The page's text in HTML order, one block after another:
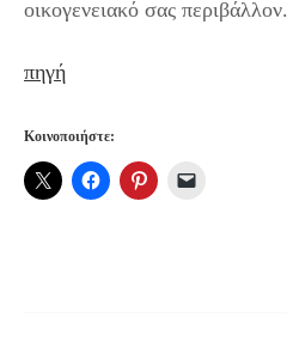
οικογενειακό σας περιβάλλον.
πηγή
Κοινοποιήστε: